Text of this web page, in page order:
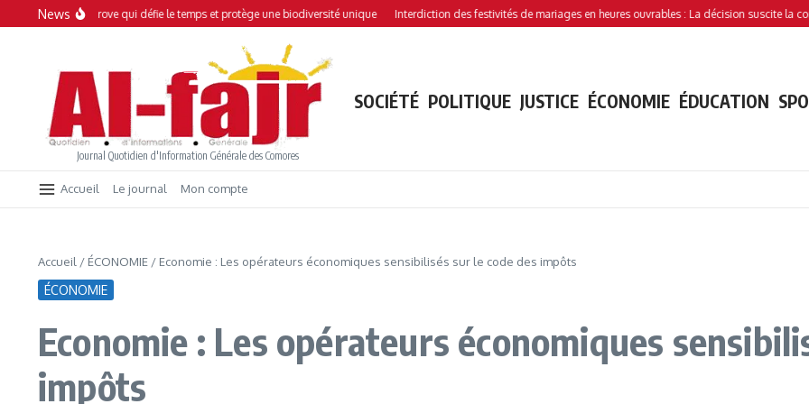
Aller au contenu
News
Une mangrove qui défie le temps et protège une biodiversité unique Interdiction des festivités de mariages en heures ouvrables : La décision suscite la
Journal Quotidien d'Information Générale des Comores
SOCIÉTÉ POLITIQUE JUSTICE ÉCONOMIE ÉDUCATION
Accueil Le journal Mon compte
Accueil / ÉCONOMIE / Economie : Les opérateurs économiques sensibilisés sur le code des impôts
ÉCONOMIE
Economie : Les opérateurs économiques
impôts